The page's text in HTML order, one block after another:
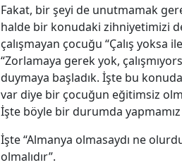
Fakat, bir şeyi de unutmamak
halde bir konudaki zihniyetimizi
çalışmayan çocuğu “Çalış yoksa
“Zorlamaya gerek yok,
duymaya başladık. İşte bu
var diye bir çocuğun eğitimsiz
İşte böyle bir durumda
İşte “Almanya olmasaydı ne
olmalıdır”.